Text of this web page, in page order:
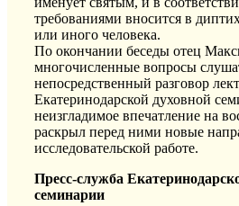
требованиями вносится в
или иного человека.
По окончании беседы отец
многочисленные вопросы
непосредственный разговор
Екатеринодарской духовной
неизгладимое впечатление на
раскрыл перед ними новые
исследовательской работе.
Пресс-служба
семинарии